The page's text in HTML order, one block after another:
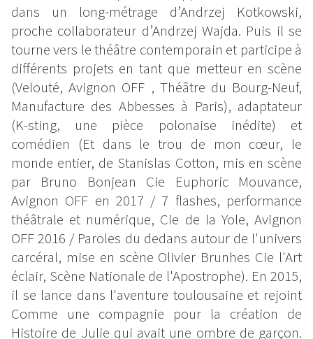
dans un long-métrage d’Andrzej Kotkowski,
proche collaborateur d’Andrzej Wajda. Puis il se
tourne vers le théâtre contemporain et participe à
différents projets en tant que metteur en scène
(Velouté, Avignon OFF , Théâtre du Bourg-Neuf,
Manufacture des Abbesses à Paris), adaptateur
(K-sting, une pièce polonaise inédite) et
comédien (Et dans le trou de mon cœur, le
monde entier, de Stanislas Cotton, mis en scène
par Bruno Bonjean Cie Euphoric Mouvance,
Avignon OFF en 2017 / 7 flashes, performance
théâtrale et numérique, Cie de la Yole, Avignon
OFF 2016 / Paroles du dedans autour de l'univers
carcéral, mise en scène Olivier Brunhes Cie l'Art
éclair, Scène Nationale de l'Apostrophe). En 2015,
il se lance dans l'aventure toulousaine et rejoint
Comme une compagnie pour la création de
Histoire de Julie qui avait une ombre de garçon.